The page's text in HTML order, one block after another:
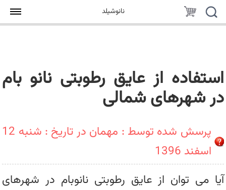
نانوشیلد
استفاده از عایق رطوبتی نانو بام
در شهرهای شمالی
پرسش شده توسط : مهمان در تاریخ : شنبه 12
اسفند 1396
آیا می توان از عایق رطوبتی نانوبام در شهرهای
جستجو
سبد